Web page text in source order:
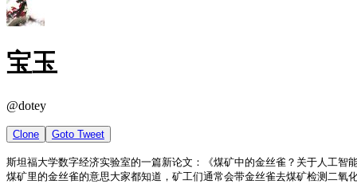
宝玉
@dotey
Clone Goto Tweet
斯坦福大学数字经济实验室的一篇新论文：《煤矿中的金丝雀？关于人工智
煤矿里的金丝雀的意思大家都知道，矿工们通常会带金丝雀去煤矿检测二